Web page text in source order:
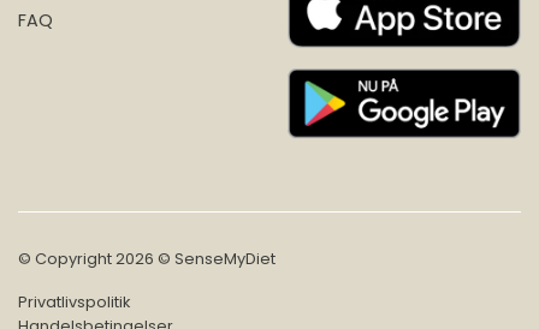
FAQ
© Copyright 2026 © SenseMyDiet
Privatlivspolitik